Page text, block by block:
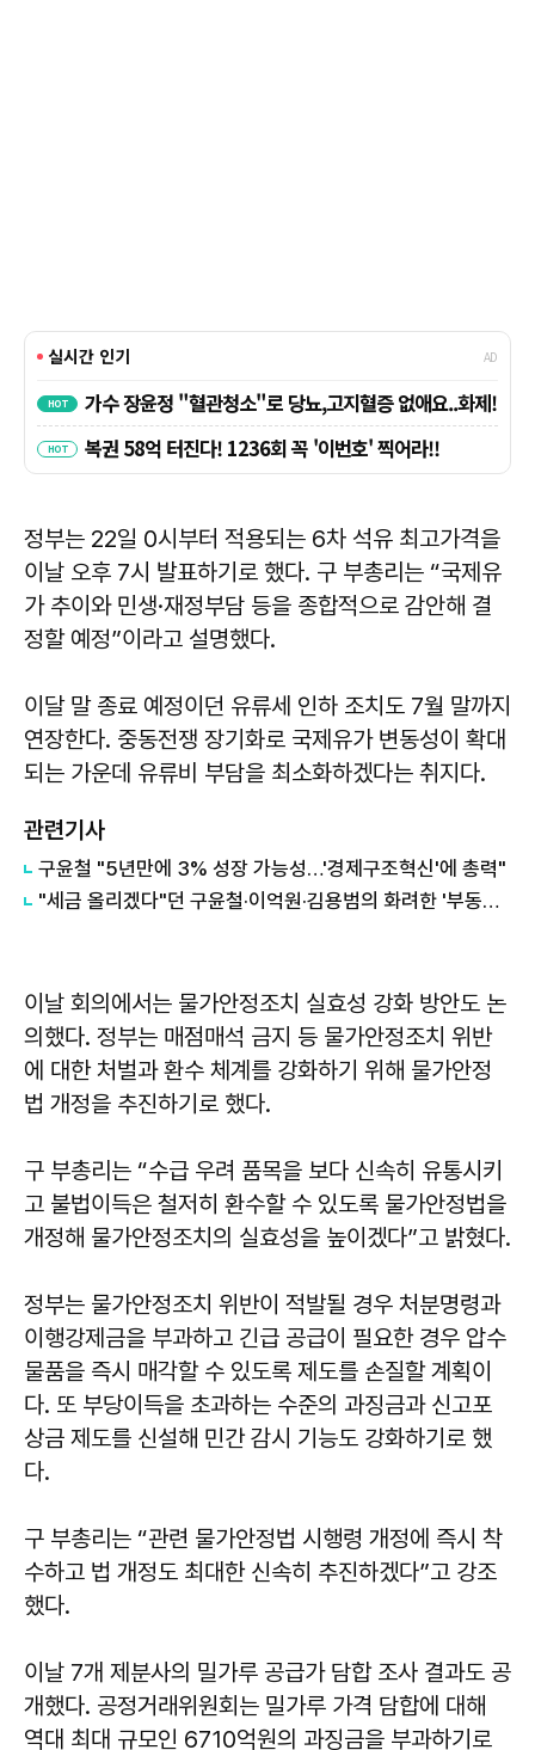
정부는 22일 0시부터 적용되는 6차 석유 최고가격을
이날 오후 7시 발표하기로 했다. 구 부총리는 “국제유
가 추이와 민생·재정부담 등을 종합적으로 감안해 결
정할 예정”이라고 설명했다.
이달 말 종료 예정이던 유류세 인하 조치도 7월 말까지
연장한다. 중동전쟁 장기화로 국제유가 변동성이 확대
되는 가운데 유류비 부담을 최소화하겠다는 취지다.
관련기사
구윤철 "5년만에 3% 성장 가능성…'경제구조혁신'에 총력"
"세금 올리겠다"던 구윤철·이억원·김용범의 화려한 '부동산 실태' 총정리
이날 회의에서는 물가안정조치 실효성 강화 방안도 논
의했다. 정부는 매점매석 금지 등 물가안정조치 위반
에 대한 처벌과 환수 체계를 강화하기 위해 물가안정
법 개정을 추진하기로 했다.
구 부총리는 “수급 우려 품목을 보다 신속히 유통시키
고 불법이득은 철저히 환수할 수 있도록 물가안정법을
개정해 물가안정조치의 실효성을 높이겠다”고 밝혔다.
정부는 물가안정조치 위반이 적발될 경우 처분명령과
이행강제금을 부과하고 긴급 공급이 필요한 경우 압수
물품을 즉시 매각할 수 있도록 제도를 손질할 계획이
다. 또 부당이득을 초과하는 수준의 과징금과 신고포
상금 제도를 신설해 민간 감시 기능도 강화하기로 했
다.
구 부총리는 “관련 물가안정법 시행령 개정에 즉시 착
수하고 법 개정도 최대한 신속히 추진하겠다”고 강조
했다.
이날 7개 제분사의 밀가루 공급가 담합 조사 결과도 공
개했다. 공정거래위원회는 밀가루 가격 담합에 대해
역대 최대 규모인 6710억원의 과징금을 부과하기로